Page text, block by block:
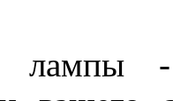
лампы